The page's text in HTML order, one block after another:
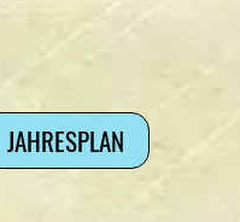
JAHRESPLAN